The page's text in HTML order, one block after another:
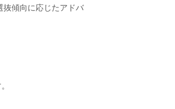
抜傾向に応じたアドバ